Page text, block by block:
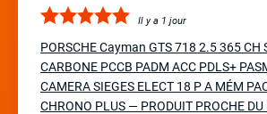
Il y a 1 jour
PORSCHE Cayman GTS 718 2.5 365 CH
CARBONE PCCB PADM ACC PDLS+
CAMERA SIEGES ELECT 18 P A MÉM
CHRONO PLUS — PRODUIT PROCHE DU